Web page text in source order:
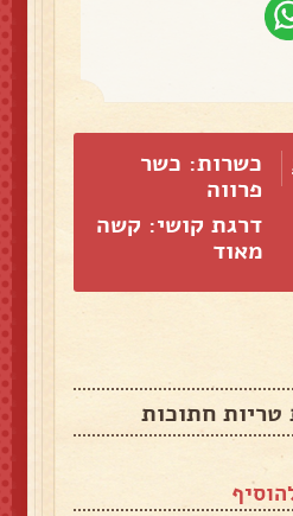
כשרות: כשר
פרווה
דרגת קושי: קשה
מאוד